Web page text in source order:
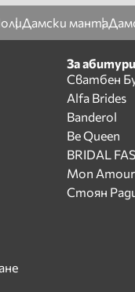
Дамски манта
За
Сватбен
Alfa Brides
Banderol
Be Queen
BRIDAL
Mon Amour
Стоян